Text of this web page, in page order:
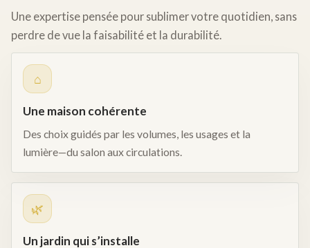
Une expertise pensée pour sublimer votre quotidien, sans
perdre de vue la faisabilité et la durabilité.
⌂
Une maison cohérente
Des choix guidés par les volumes, les usages et la
lumière—du salon aux circulations.
🌿
Un jardin qui s’installe